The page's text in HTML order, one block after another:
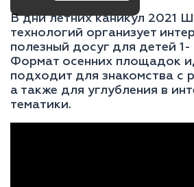
В дни летних каникул 2021
технологий организует
полезный досуг для детей 1-
Формат осенних площадок
подходит для знакомства с
а также для углубления в
тематики.